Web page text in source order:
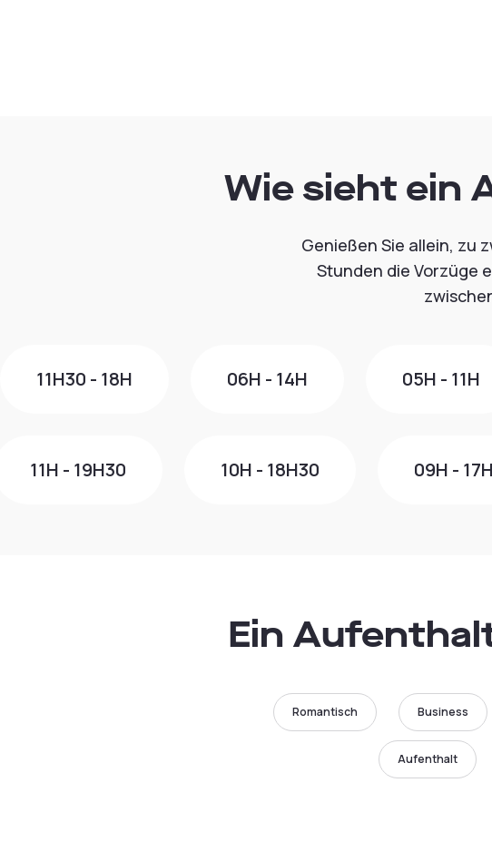
Wie sieht ein
Genießen Sie allein, zu
Stunden die Vorzüge
11H30 - 18H 06H - 14H 05H - 11H
11H - 19H30 10H - 18H30 09H - 17H
Ein
Romantisch Business
Aufenthalt